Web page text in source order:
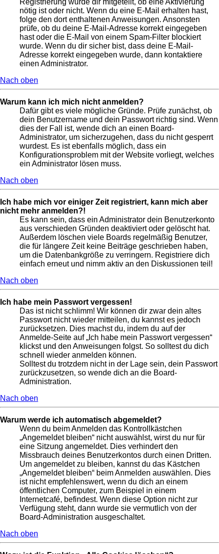
Registrierung wurde dir mitgeteilt, ob eine Aktivierung
nötig ist oder nicht. Wenn du eine E-Mail erhalten hast,
folge den dort enthaltenen Anweisungen. Ansonsten
prüfe, ob du deine E-Mail-Adresse korrekt eingegeben
hast oder die E-Mail von einem Spam-Filter blockiert
wurde. Wenn du dir sicher bist, dass deine E-Mail-
Adresse korrekt eingegeben wurde, dann kontaktiere
einen Administrator.
Nach oben
Warum kann ich mich nicht anmelden?
Dafür gibt es viele mögliche Gründe. Prüfe zunächst, ob
dein Benutzername und dein Passwort richtig sind. Wenn
dies der Fall ist, wende dich an einen Board-
Administrator, um sicherzugehen, dass du nicht gesperrt
wurdest. Es ist ebenfalls möglich, dass ein
Konfigurationsproblem mit der Website vorliegt, welches
ein Administrator lösen muss.
Nach oben
Ich habe mich vor einiger Zeit registriert, kann mich aber
nicht mehr anmelden?!
Es kann sein, dass ein Administrator dein Benutzerkonto
aus verschieden Gründen deaktiviert oder gelöscht hat.
Außerdem löschen viele Boards regelmäßig Benutzer,
die für längere Zeit keine Beiträge geschrieben haben,
um die Datenbankgröße zu verringern. Registriere dich
einfach erneut und nimm aktiv an den Diskussionen teil!
Nach oben
Ich habe mein Passwort vergessen!
Das ist nicht schlimm! Wir können dir zwar dein altes
Passwort nicht wieder mitteilen, du kannst es jedoch
zurücksetzen. Dies machst du, indem du auf der
Anmelde-Seite auf „Ich habe mein Passwort vergessen“
klickst und den Anweisungen folgst. So solltest du dich
schnell wieder anmelden können.
Solltest du trotzdem nicht in der Lage sein, dein Passwort
zurückzusetzen, so wende dich an die Board-
Administration.
Nach oben
Warum werde ich automatisch abgemeldet?
Wenn du beim Anmelden das Kontrollkästchen
„Angemeldet bleiben“ nicht auswählst, wirst du nur für
eine Sitzung angemeldet. Dies verhindert den
Missbrauch deines Benutzerkontos durch einen Dritten.
Um angemeldet zu bleiben, kannst du das Kästchen
„Angemeldet bleiben“ beim Anmelden auswählen. Dies
ist nicht empfehlenswert, wenn du dich an einem
öffentlichen Computer, zum Beispiel in einem
Internetcafé, befindest. Wenn diese Option nicht zur
Verfügung steht, dann wurde sie vermutlich von der
Board-Administration ausgeschaltet.
Nach oben